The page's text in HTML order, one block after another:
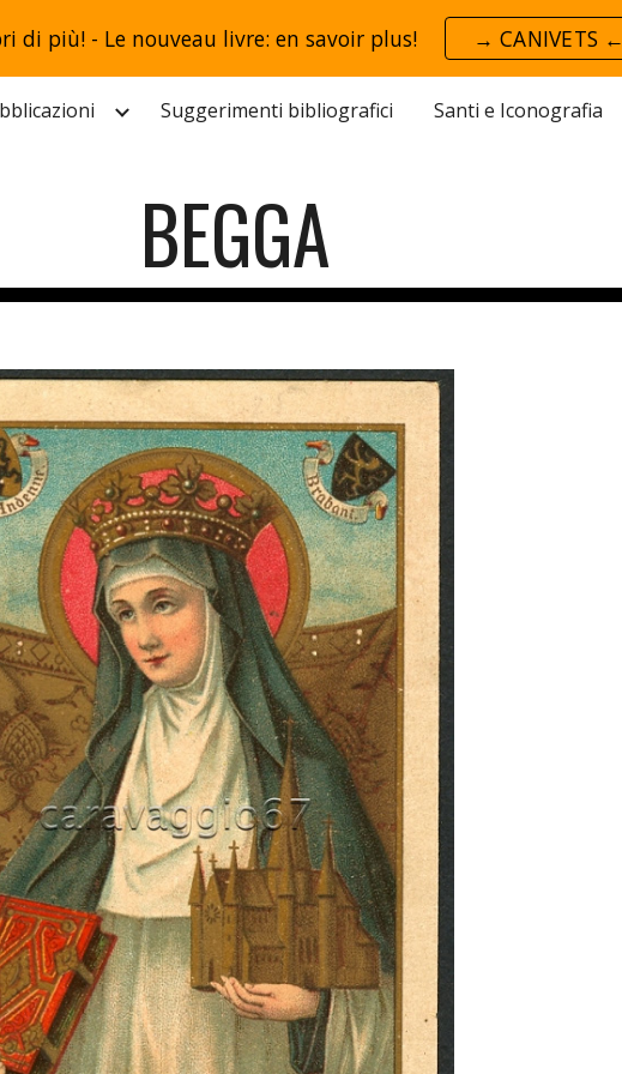
main content Skip to navigation
di più! - Le nouveau livre: en savoir plus! → CANIVETS ←
Suggerimenti bibliografici Santi e Iconografia
BEGGA